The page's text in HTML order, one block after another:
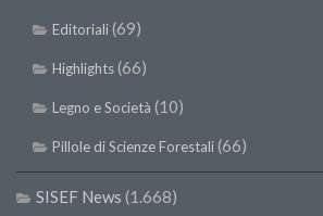
Editoriali(69)
Highlights(66)
Legno e Società (10)
Pillole di Scienze Forestali(66)
SISEF News (1.668)